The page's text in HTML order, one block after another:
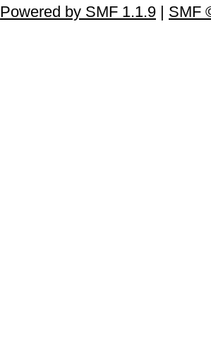
Powered by SMF 1.1.9 | SMF